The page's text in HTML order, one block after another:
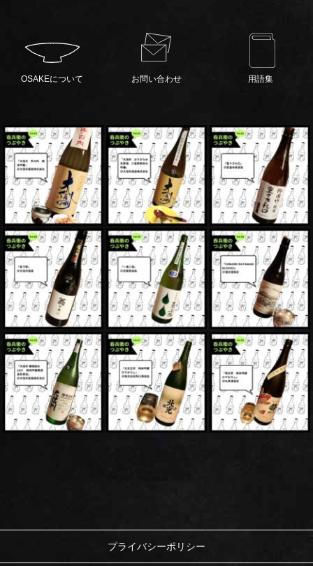
OSAKEについて お問い合わせ 用語集
プライバシーポリシー